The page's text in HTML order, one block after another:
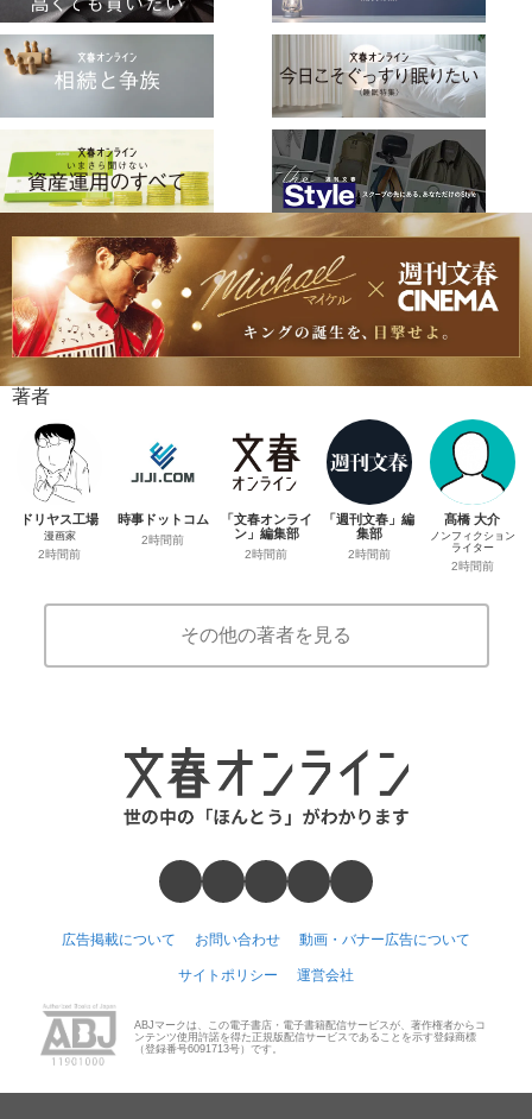
著者
ドリヤス工場
漫画家
2時間前
時事ドットコム
2時間前
「文春オンライ
ン」編集部
2時間前
「週刊文春」編
集部
2時間前
髙橋 大介
ノンフィクション
ライター
2時間前
その他の著者を見る
広告掲載について お問い合わせ 動画・バナー広告について
サイトポリシー 運営会社
ABJマークは、この電子書店・電子書籍配信サービスが、著作権者からコ
ンテンツ使用許諾を得た正規版配信サービスであることを示す登録商標
（登録番号6091713号）です。